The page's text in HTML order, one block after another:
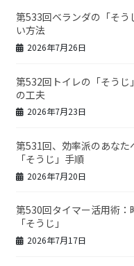
第533回ベランダの「そう
い方法
2026年7月26日
第532回トイレの「そうじ
の工夫
2026年7月23日
第531回、効率派のあなた
「そうじ」手順
2026年7月20日
第530回タイマー活用術：
「そうじ」
2026年7月17日